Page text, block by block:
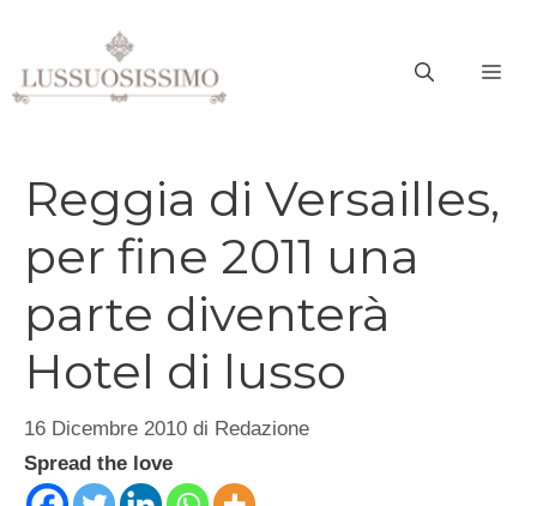
contenuto
Reggia di Versailles,
per fine 2011 una
parte diventerà
Hotel di lusso
16 Dicembre 2010 di Redazione
Spread the love